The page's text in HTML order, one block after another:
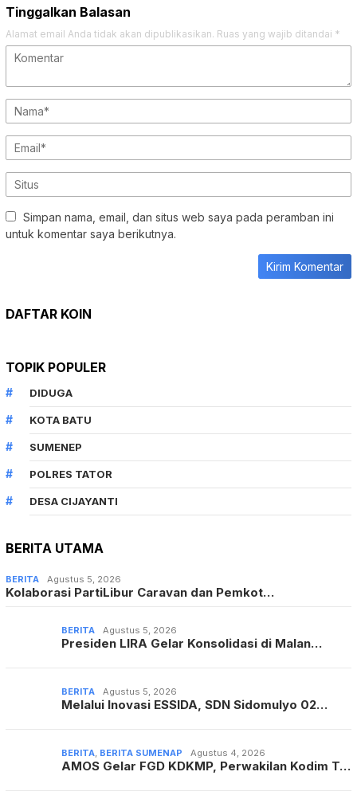
Tinggalkan Balasan
Alamat email Anda tidak akan dipublikasikan. Ruas yang wajib ditandai *
Simpan nama, email, dan situs web saya pada peramban ini
untuk komentar saya berikutnya.
DAFTAR KOIN
TOPIK POPULER
DIDUGA
KOTA BATU
SUMENEP
POLRES TATOR
DESA CIJAYANTI
BERITA UTAMA
BERITA Agustus 5, 2026
Kolaborasi PartiLibur Caravan dan Pemkot…
BERITA Agustus 5, 2026
Presiden LIRA Gelar Konsolidasi di Malan…
BERITA Agustus 5, 2026
Melalui Inovasi ESSIDA, SDN Sidomulyo 02…
BERITA BERITA SUMENAP Agustus 4, 2026
AMOS Gelar FGD KDKMP, Perwakilan Kodim T…